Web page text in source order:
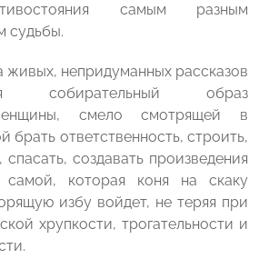
самым разным
судьбы.
живых, непридуманных рассказов
собирательный образ
смело смотрящей в
брать ответственность, строить,
спасать, создавать произведения
самой, которая коня на скаку
избу войдет, не теряя при
хрупкости, трогательности и